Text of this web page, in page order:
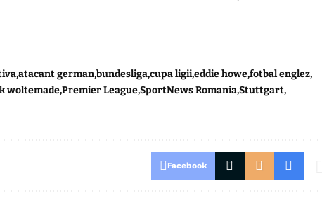
atacant germanbundesligacupa ligiieddie howefotbal englez
woltemadePremier LeagueSportNews RomaniaStuttgart
Facebook